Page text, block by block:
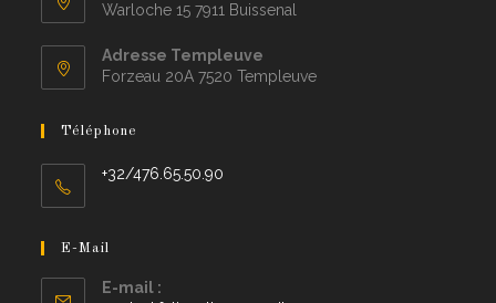
Warloche 15 7911 Buissenal
Adresse Templeuve
Forzeau 20A 7520 Templeuve
Téléphone
+32/476.65.50.90
E-Mail
E-mail :